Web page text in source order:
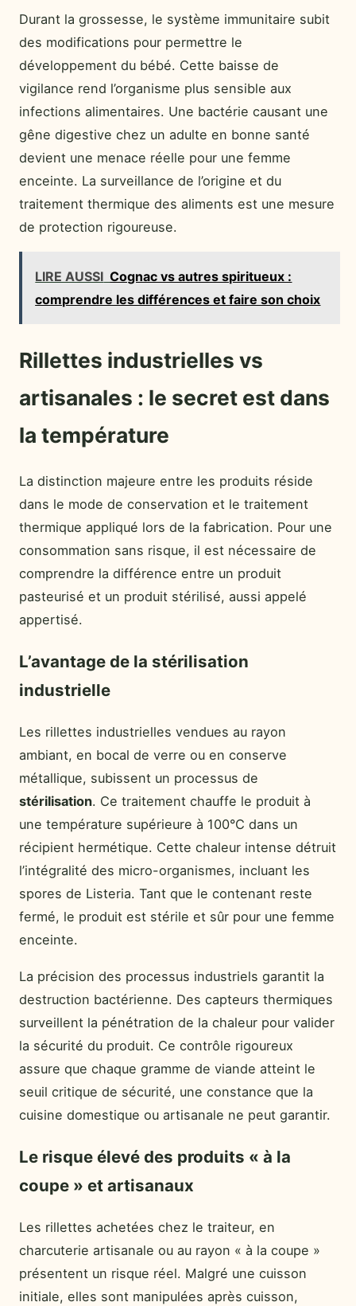
Durant la grossesse, le système immunitaire subit
des modifications pour permettre le
développement du bébé. Cette baisse de
vigilance rend l’organisme plus sensible aux
infections alimentaires. Une bactérie causant une
gêne digestive chez un adulte en bonne santé
devient une menace réelle pour une femme
enceinte. La surveillance de l’origine et du
traitement thermique des aliments est une mesure
de protection rigoureuse.
LIRE AUSSI Cognac vs autres spiritueux :
comprendre les différences et faire son choix
Rillettes industrielles vs
artisanales : le secret est dans
la température
La distinction majeure entre les produits réside
dans le mode de conservation et le traitement
thermique appliqué lors de la fabrication. Pour une
consommation sans risque, il est nécessaire de
comprendre la différence entre un produit
pasteurisé et un produit stérilisé, aussi appelé
appertisé.
L’avantage de la stérilisation
industrielle
Les rillettes industrielles vendues au rayon
ambiant, en bocal de verre ou en conserve
métallique, subissent un processus de
stérilisation. Ce traitement chauffe le produit à
une température supérieure à 100°C dans un
récipient hermétique. Cette chaleur intense détruit
l’intégralité des micro-organismes, incluant les
spores de Listeria. Tant que le contenant reste
fermé, le produit est stérile et sûr pour une femme
enceinte.
La précision des processus industriels garantit la
destruction bactérienne. Des capteurs thermiques
surveillent la pénétration de la chaleur pour valider
la sécurité du produit. Ce contrôle rigoureux
assure que chaque gramme de viande atteint le
seuil critique de sécurité, une constance que la
cuisine domestique ou artisanale ne peut garantir.
Le risque élevé des produits « à la
coupe » et artisanaux
Les rillettes achetées chez le traiteur, en
charcuterie artisanale ou au rayon « à la coupe »
présentent un risque réel. Malgré une cuisson
initiale, elles sont manipulées après cuisson,